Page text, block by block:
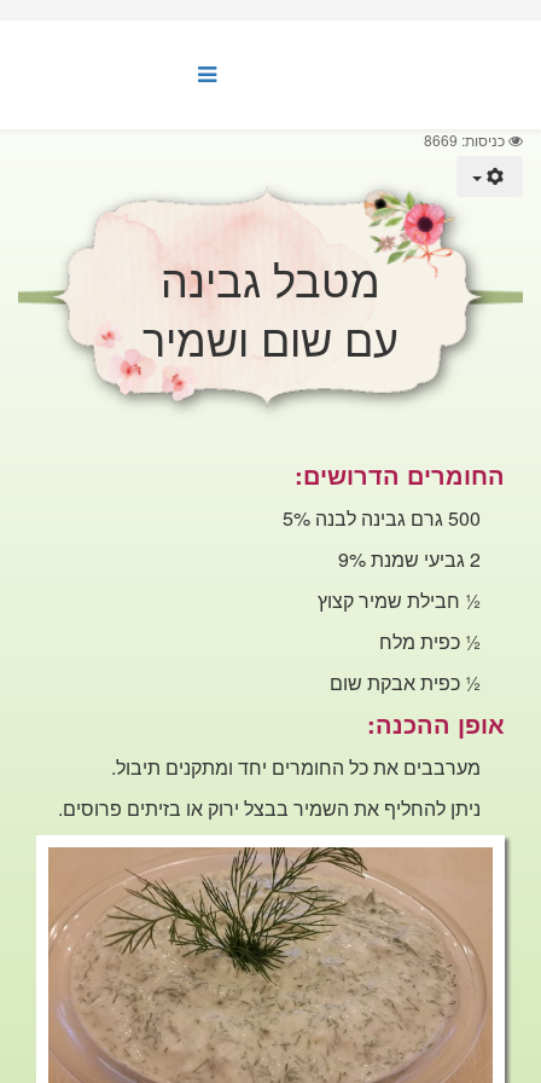
כניסות: 8669
מטבל גבינה
עם שום ושמיר
החומרים הדרושים:
500 גרם גבינה לבנה 5%
2 גביעי
שמנת 9%
½ חבילת שמיר קצוץ
½ כפית מלח
½ כפית אבקת שום
אופן ההכנה:
מערבבים את כל החומרים יחד ומתקנים תיבול.
ניתן להחליף את השמיר בבצל ירוק או בזיתים פרוסים.